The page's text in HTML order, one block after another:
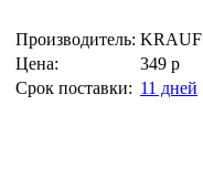
Производитель: KRAUF
Цена:
349 р
Срок поставки: 11 дней